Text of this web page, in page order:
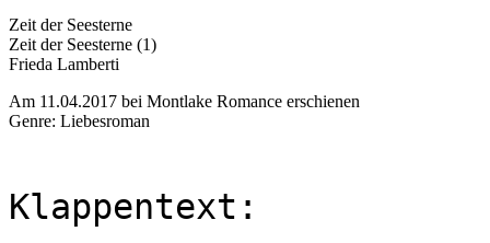
Zeit der Seesterne
Zeit der Seesterne (1)
Frieda Lamberti
Am 11.04.2017 bei Montlake Romance erschienen
Genre: Liebesroman
Klappentext: